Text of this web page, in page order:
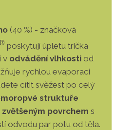
(40 %) - značková
poskytují úpletu trička
v odvádění vlhkosti od
rychlou evaporaci
cítit svěžest po celý
struktuře
povrchem s
odvodu par potu od těla.